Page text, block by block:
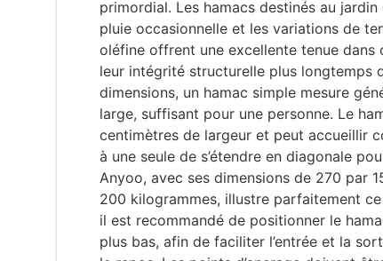
primordial. Les hamacs destinés au
pluie occasionnelle et les variations de
oléfine offrent une excellente tenue
leur intégrité structurelle plus longtemps
dimensions, un hamac simple mesure
large, suffisant pour une personne. Le
centimètres de largeur et peut accueillir
à une seule de s’étendre en diagonale
Anyoo, avec ses dimensions de 270 par
200 kilogrammes, illustre parfaitement
il est recommandé de positionner le
plus bas, afin de faciliter l’entrée et la